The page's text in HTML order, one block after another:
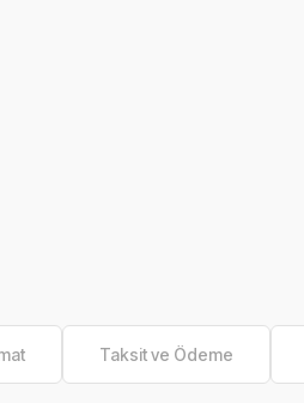
Taksit ve Ödeme